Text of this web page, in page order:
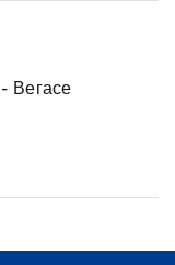
Вегасе